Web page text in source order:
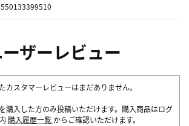
ザーレビュー
カスタマーレビューはまだありません。
購入した方のみ投稿いただけます。購入商品はログ
購入履歴一覧 からご確認いただけます。